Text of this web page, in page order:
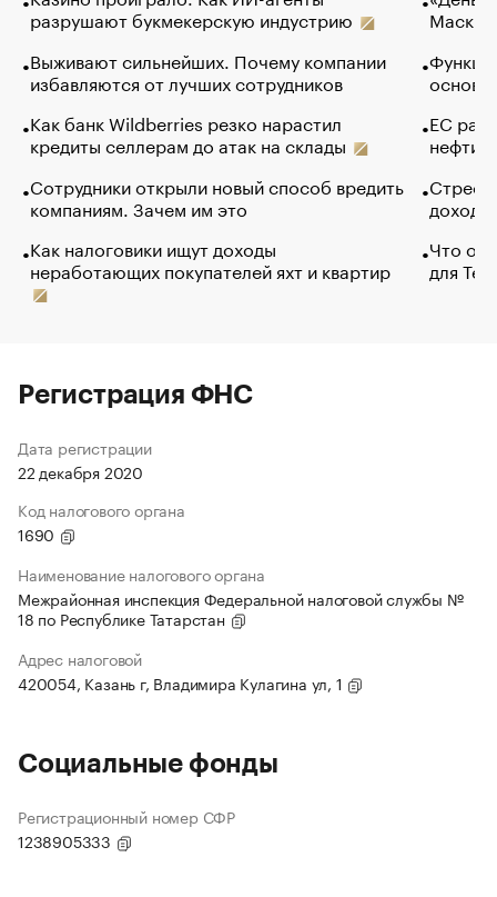
разрушают букмекерскую индустрию
Выживают сильнейших. Почему компании
избавляются от лучших сотрудников
Как банк Wildberries резко нарастил
кредиты селлерам до атак на склады
Сотрудники открыли новый способ вредить
компаниям. Зачем им это
Как налоговики ищут доходы
неработающих покупателей яхт и квартир
Маск в
основ
ЕС
нефти
Что
для
Регистрация ФНС
Дата регистрации
22 декабря 2020
Код налогового органа
1690
Наименование налогового органа
Межрайонная инспекция Федеральной налоговой службы №
18 по Республике Татарстан
Адрес налоговой
420054, Казань г, Владимира Кулагина ул, 1
Социальные фонды
Регистрационный номер СФР
1238905333